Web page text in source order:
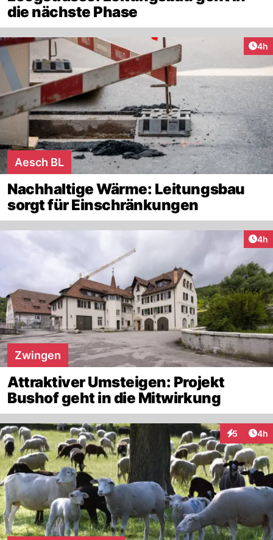
die nächste Phase
4h
Aesch BL
Nachhaltige Wärme: Leitungsbau
sorgt für Einschränkungen
4h
Zwingen
Attraktiver Umsteigen: Projekt
Bushof geht in die Mitwirkung
5 4h